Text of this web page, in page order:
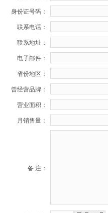
身份证号码：
联系电话：
联系地址：
电子邮件：
省份地区：
曾经营品牌：
营业面积：
月销售量：
备 注：